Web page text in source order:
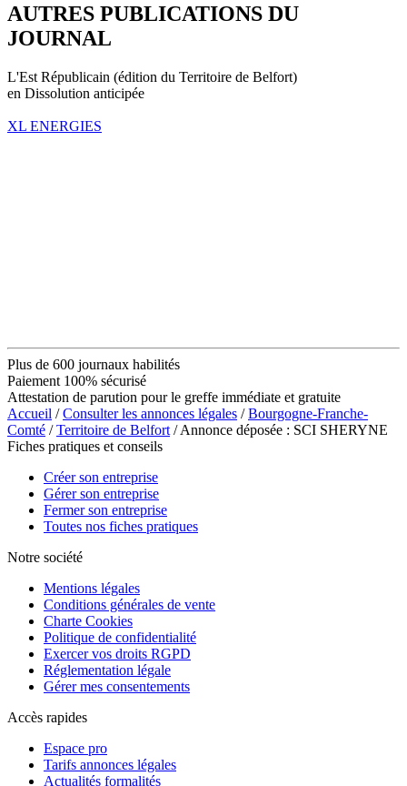
AUTRES PUBLICATIONS DU
JOURNAL
L'Est Républicain (édition du Territoire de Belfort)
en Dissolution anticipée
XL ENERGIES
Plus de 600 journaux habilités
Paiement 100% sécurisé
Attestation de parution pour le greffe immédiate et gratuite
Accueil /Consulter les annonces légales /Bourgogne-Franche-
Comté /Territoire de Belfort / Annonce déposée : SCI SHERYNE
Fiches pratiques et conseils
Créer son entreprise
Gérer son entreprise
Fermer son entreprise
Toutes nos fiches pratiques
Notre société
Mentions légales
Conditions générales de vente
Charte Cookies
Politique de confidentialité
Exercer vos droits RGPD
Réglementation légale
Gérer mes consentements
Accès rapides
Espace pro
Tarifs annonces légales
Actualités formalités